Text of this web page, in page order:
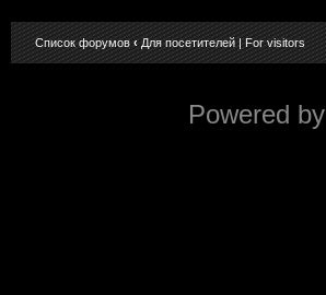
Список форумов ‹ Для посетителей | For visitors
Powered by